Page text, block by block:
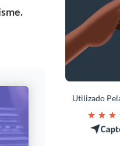
Utilizado